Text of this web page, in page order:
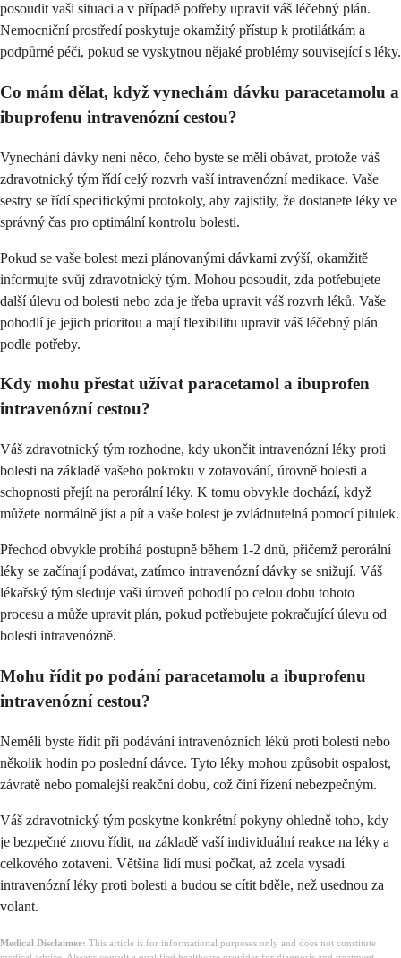
posoudit vaši situaci a v případě potřeby upravit váš léčebný plán.
Nemocniční prostředí poskytuje okamžitý přístup k protilátkám a
podpůrné péči, pokud se vyskytnou nějaké problémy související s léky.
Co mám dělat, když vynechám dávku paracetamolu a
ibuprofenu intravenózní cestou?
Vynechání dávky není něco, čeho byste se měli obávat, protože váš
zdravotnický tým řídí celý rozvrh vaší intravenózní medikace. Vaše
sestry se řídí specifickými protokoly, aby zajistily, že dostanete léky ve
správný čas pro optimální kontrolu bolesti.
Pokud se vaše bolest mezi plánovanými dávkami zvýší, okamžitě
informujte svůj zdravotnický tým. Mohou posoudit, zda potřebujete
další úlevu od bolesti nebo zda je třeba upravit váš rozvrh léků. Vaše
pohodlí je jejich prioritou a mají flexibilitu upravit váš léčebný plán
podle potřeby.
Kdy mohu přestat užívat paracetamol a ibuprofen
intravenózní cestou?
Váš zdravotnický tým rozhodne, kdy ukončit intravenózní léky proti
bolesti na základě vašeho pokroku v zotavování, úrovně bolesti a
schopnosti přejít na perorální léky. K tomu obvykle dochází, když
můžete normálně jíst a pít a vaše bolest je zvládnutelná pomocí pilulek.
Přechod obvykle probíhá postupně během 1-2 dnů, přičemž perorální
léky se začínají podávat, zatímco intravenózní dávky se snižují. Váš
lékařský tým sleduje vaši úroveň pohodlí po celou dobu tohoto
procesu a může upravit plán, pokud potřebujete pokračující úlevu od
bolesti intravenózně.
Mohu řídit po podání paracetamolu a ibuprofenu
intravenózní cestou?
Neměli byste řídit při podávání intravenózních léků proti bolesti nebo
několik hodin po poslední dávce. Tyto léky mohou způsobit ospalost,
závratě nebo pomalejší reakční dobu, což činí řízení nebezpečným.
Váš zdravotnický tým poskytne konkrétní pokyny ohledně toho, kdy
je bezpečné znovu řídit, na základě vaší individuální reakce na léky a
celkového zotavení. Většina lidí musí počkat, až zcela vysadí
intravenózní léky proti bolesti a budou se cítit bděle, než usednou za
volant.
Medical Disclaimer: This article is for informational purposes only and does not constitute